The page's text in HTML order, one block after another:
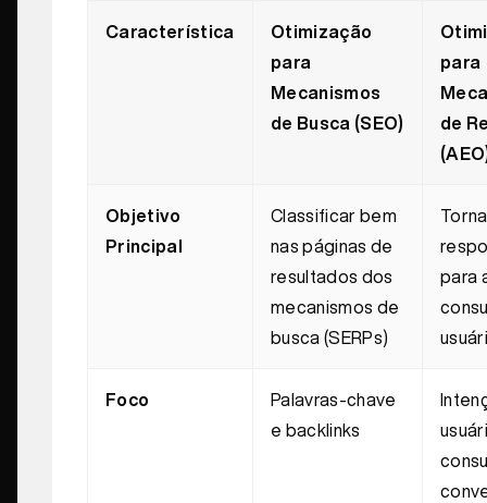
Característica
Otimização
para
Mecanismos
de Busca (SEO)
para
de
Objetivo
Principal
Classificar bem
nas páginas de
resultados dos
mecanismos de
busca (SERPs)
para
Foco
Palavras-chave
e backlinks